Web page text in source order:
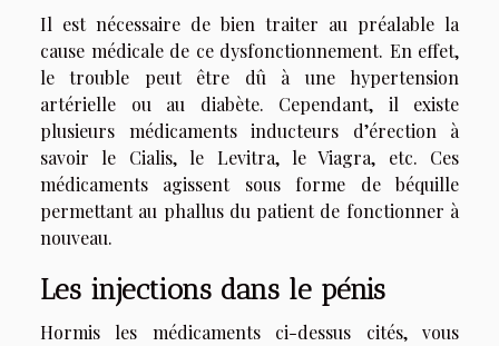
Il est nécessaire de bien traiter au préalable la
cause médicale de ce dysfonctionnement. En effet,
le trouble peut être dû à une hypertension
artérielle ou au diabète. Cependant, il existe
plusieurs médicaments inducteurs d’érection à
savoir le Cialis, le Levitra, le Viagra, etc. Ces
médicaments agissent sous forme de béquille
permettant au phallus du patient de fonctionner à
nouveau.
Les injections dans le pénis
Hormis les médicaments ci-dessus cités, vous